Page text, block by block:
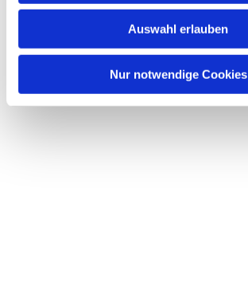
Auswahl erlauben
Nur notwendige Cookies